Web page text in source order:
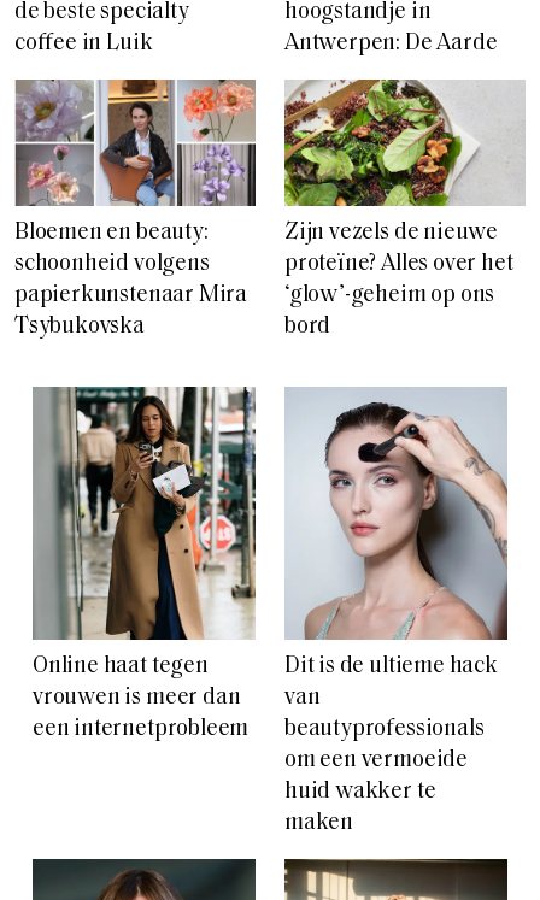
de beste specialty
coffee in Luik
hoogstandje in
Antwerpen: De Aarde
Bloemen en beauty:
schoonheid volgens
papierkunstenaar Mira
Tsybukovska
Zijn vezels de nieuwe
proteïne? Alles over het
‘glow’-geheim op ons
bord
Online haat tegen
vrouwen is meer dan
een internetprobleem
Dit is de ultieme hack
van
beautyprofessionals
om een vermoeide
huid wakker te
maken